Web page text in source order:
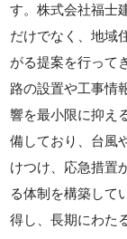
す。株式会社福士
だけでなく、地域
がる提案を行って
路の設置や工事情
響を最小限に抑え
備しており、台風
けつけ、応急措置
る体制を構築して
得し、長期にわた